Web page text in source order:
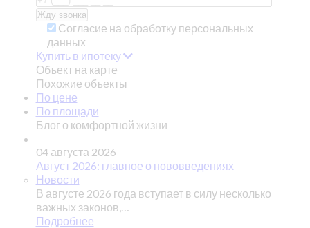
Согласие на обработку персональных
данных
Купить в ипотеку
Объект на карте
Похожие объекты
По цене
По площади
Блог о комфортной жизни
04 августа 2026
Август 2026: главное о нововведениях
Новости
В августе 2026 года вступает в силу несколько
важных законов,…
Подробнее